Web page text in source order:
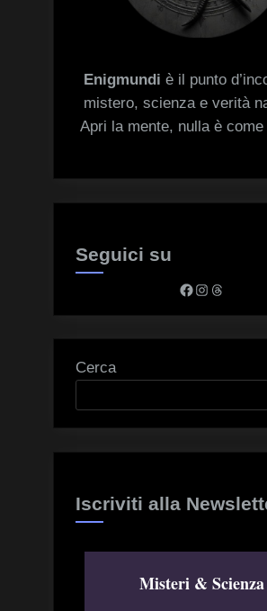
Enigmundi è il punto
mistero, scienza e verità
Apri la mente, nulla è
Seguici su
Facebook
Instagram
Threads
Cerca
Iscriviti alla
Misteri & Scienza